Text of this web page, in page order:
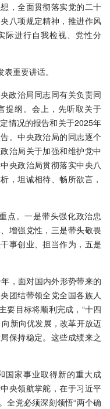
，全面贯彻落实党的二十
八项规定精神，推进作风
际进行自我检视、党性分
重要讲话。
政治局同志同有关负责同
提纲。会上，先听取关于
情况的报告和关于2025年
。中央政治局的同志逐个
治局关于加强和维护党中
央政治局贯彻落实中央八
，坦诚相待、畅所欲言，
点。一是带头强化政治忠
增强党性，三是带头敬畏
事创业、担当作为，五是
，面对国内外形势带来的
团结带领全党全国各族人
要目标将顺利完成，“十四
新向优发展，改革开放迈
保持稳定。这些成绩来之
国家事业取得新的重大成
央领航掌舵，在于习近平
全党必须深刻领悟“两个确